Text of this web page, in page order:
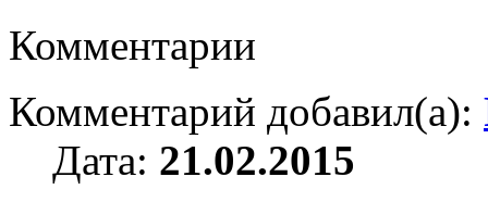
Комментарии
Комментарий добавил(а):
Дата: 21.02.2015